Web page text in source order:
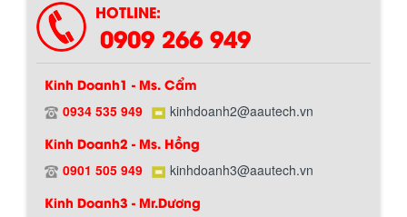
HOTLINE:
0909 266 949
Kinh Doanh1 - Ms. Cẩm
0934 535 949 kinhdoanh2@aautech.vn
Kinh Doanh2 - Ms. Hồng
0901 505 949 kinhdoanh3@aautech.vn
Kinh Doanh3 - Mr.Dương
Hướng dẫn thanh toán mua hàng
Bồn chứa giải nhiệt sơn, mực in có cấu
tạo gồm 2 lớp inox và được dùng để